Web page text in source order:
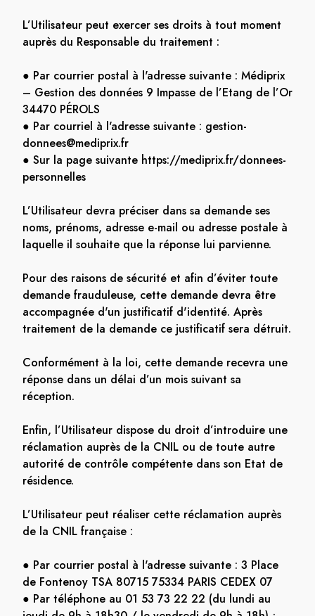
L’Utilisateur peut exercer ses droits à tout moment
auprès du Responsable du traitement :
● Par courrier postal à l'adresse suivante : Médiprix
– Gestion des données 9 Impasse de l’Etang de l’Or
34470 PÉROLS
● Par courriel à l'adresse suivante : gestion-
donnees@mediprix.fr
● Sur la page suivante https://mediprix.fr/donnees-
personnelles
L’Utilisateur devra préciser dans sa demande ses
noms, prénoms, adresse e-mail ou adresse postale à
laquelle il souhaite que la réponse lui parvienne.
Pour des raisons de sécurité et afin d’éviter toute
demande frauduleuse, cette demande devra être
accompagnée d'un justificatif d'identité. Après
traitement de la demande ce justificatif sera détruit.
Conformément à la loi, cette demande recevra une
réponse dans un délai d’un mois suivant sa
réception.
Enfin, l’Utilisateur dispose du droit d’introduire une
réclamation auprès de la CNIL ou de toute autre
autorité de contrôle compétente dans son Etat de
résidence.
L’Utilisateur peut réaliser cette réclamation auprès
de la CNIL française :
● Par courrier postal à l'adresse suivante : 3 Place
de Fontenoy TSA 80715 75334 PARIS CEDEX 07
● Par téléphone au 01 53 73 22 22 (du lundi au